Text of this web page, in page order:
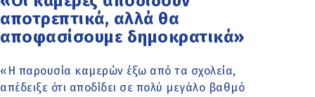
αποτρεπτικά, αλλά θα
αποφασίσουμε δημοκρατικά»
«Η παρουσία καμερών έξω από τα σχολεία,
απέδειξε ότι αποδίδει σε πολύ μεγάλο βαθμό